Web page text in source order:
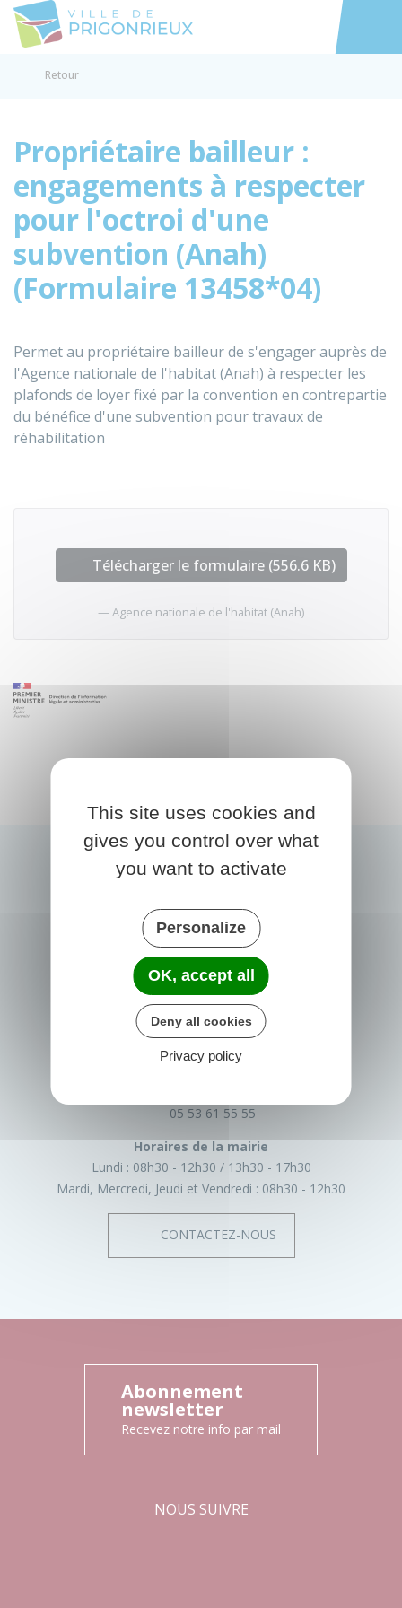
Accéder
Retour
Propriétaire bailleur :
engagements à respecter
pour l'octroi d'une
subvention (Anah)
(Formulaire 13458*04)
Permet au propriétaire bailleur de s'engager auprès de
l'Agence nationale de l'habitat (Anah) à respecter les
plafonds de loyer fixé par la convention en contrepartie
du bénéfice d'une subvention pour travaux de
réhabilitation
Télécharger le formulaire (556.6 KB)
Agence nationale de l'habitat (Anah)
PRIGONRIEUX
1 Place du Groupe Loiseau
24130 Prigonrieux
05 53 61 55 55
Horaires de la mairie
Lundi : 08h30 - 12h30
13h30 - 17h30
Mardi, Mercredi, Jeudi et Vendredi : 08h30 - 12h30
CONTACTEZ-NOUS
Abonnement
newsletter
Recevez notre info par mail
NOUS SUIVRE
This site uses cookies and
gives you control over what
you want to activate
Personalize
OK, accept all
Deny all cookies
Privacy policy